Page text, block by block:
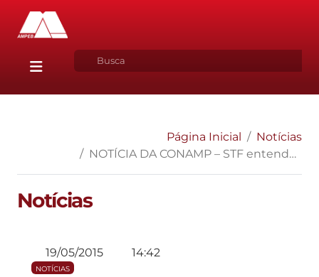
Página Inicial
Notícias
NOTÍCIA DA CONAMP – STF entende que MP pode promover investigações de natureza penal e fixa requisitos para a atuação
Notícias
19/05/2015 14:42
NOTÍCIAS